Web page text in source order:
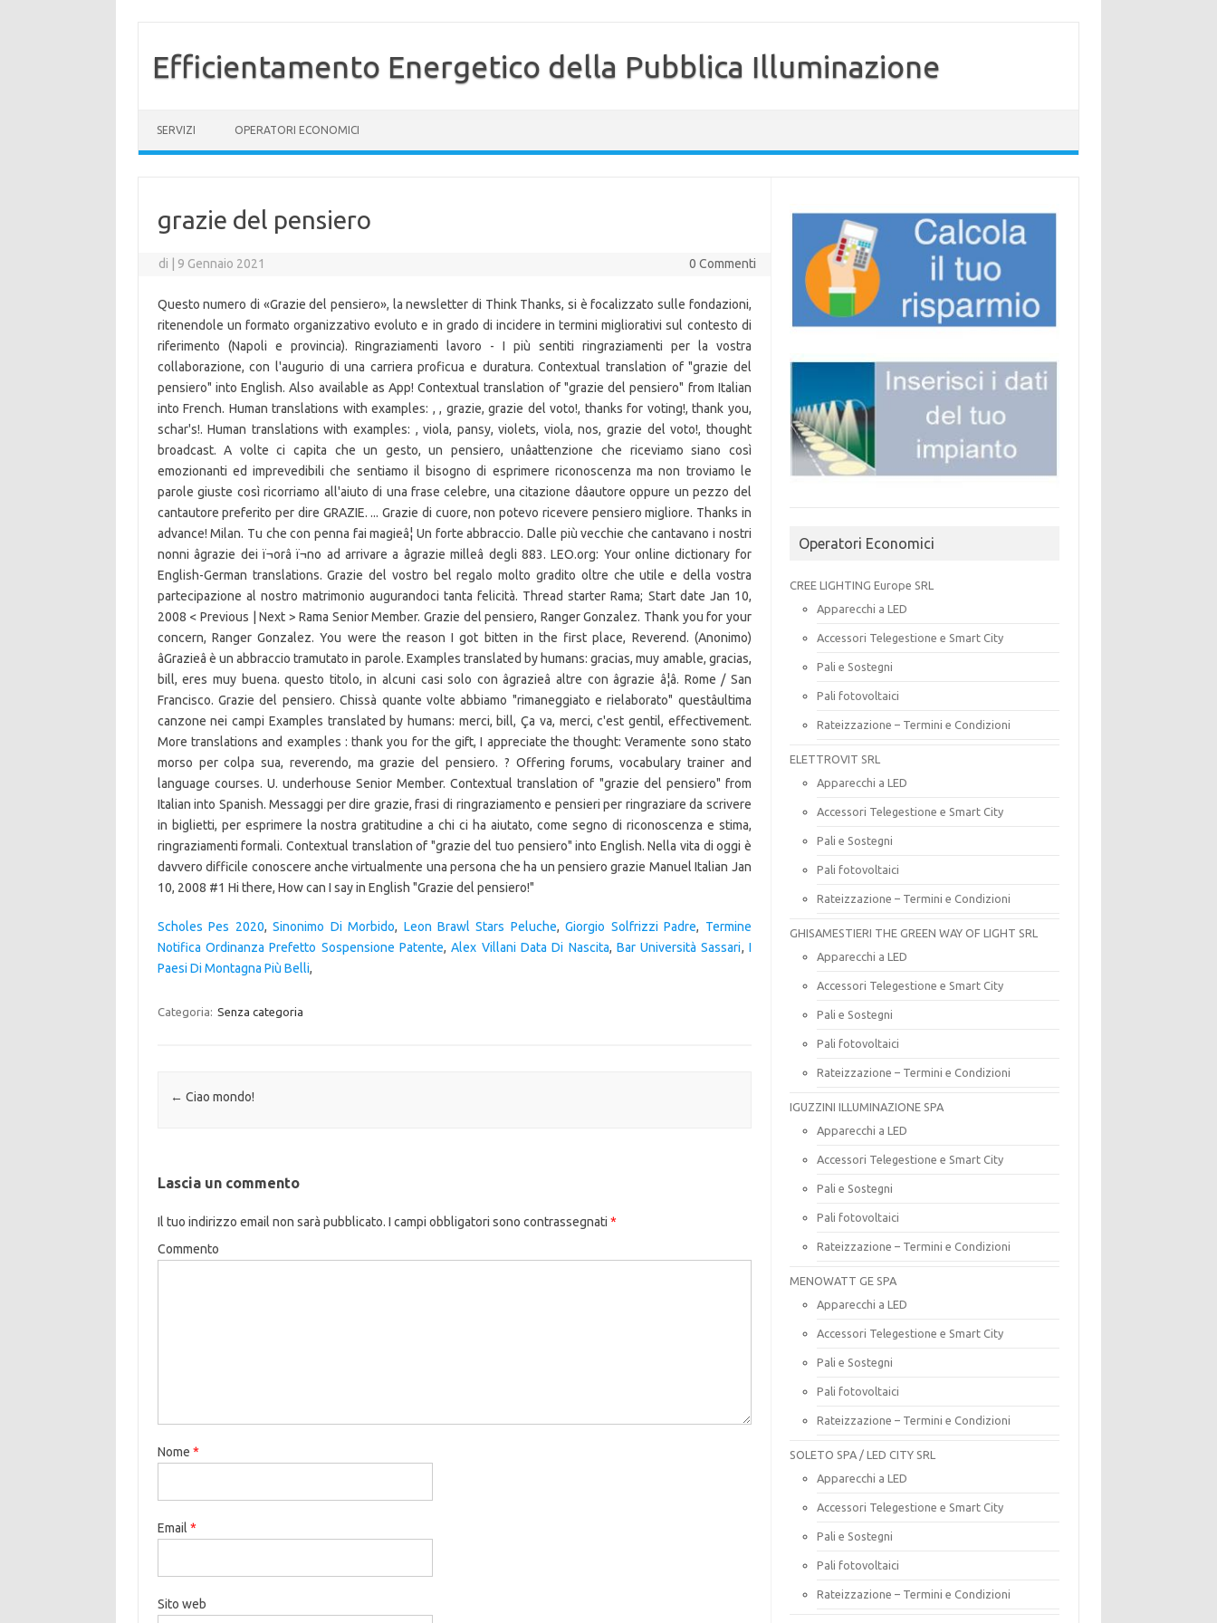
Efficientamento Energetico della Pubblica Illuminazione
SERVIZI OPERATORI ECONOMICI
grazie del pensiero
di 9 Gennaio 2021 0 Commenti
Questo numero di «Grazie del pensiero», la newsletter di Think Thanks, si è focalizzato sulle fondazioni,
ritenendole un formato organizzativo evoluto e in grado di incidere in termini migliorativi sul contesto di
riferimento (Napoli e provincia). Ringraziamenti lavoro - I più sentiti ringraziamenti per la vostra
collaborazione, con l'augurio di una carriera proficua e duratura. Contextual translation of "grazie del
pensiero" into English. Also available as App! Contextual translation of "grazie del pensiero" from Italian
into French. Human translations with examples: , , grazie, grazie del voto!, thanks for voting!, thank you,
schar's!. Human translations with examples: , viola, pansy, violets, viola, nos, grazie del voto!, thought
broadcast. A volte ci capita che un gesto, un pensiero, unâattenzione che riceviamo siano così
emozionanti ed imprevedibili che sentiamo il bisogno di esprimere riconoscenza ma non troviamo le
parole giuste così ricorriamo all'aiuto di una frase celebre, una citazione dâautore oppure un pezzo del
cantautore preferito per dire GRAZIE. ... Grazie di cuore, non potevo ricevere pensiero migliore. Thanks in
advance! Milan. Tu che con penna fai magieâ¦ Un forte abbraccio. Dalle più vecchie che cantavano i nostri
nonni âgrazie dei ï¬orâ ï¬no ad arrivare a âgrazie milleâ degli 883. LEO.org: Your online dictionary for
English-German translations. Grazie del vostro bel regalo molto gradito oltre che utile e della vostra
partecipazione al nostro matrimonio augurandoci tanta felicità. Thread starter Rama; Start date Jan 10,
2008 < Previous | Next > Rama Senior Member. Grazie del pensiero, Ranger Gonzalez. Thank you for your
concern, Ranger Gonzalez. You were the reason I got bitten in the first place, Reverend. (Anonimo)
âGrazieâ è un abbraccio tramutato in parole. Examples translated by humans: gracias, muy amable, gracias,
bill, eres muy buena. questo titolo, in alcuni casi solo con âgrazieâ altre con âgrazie â¦â. Rome / San
Francisco. Grazie del pensiero. Chissà quante volte abbiamo "rimaneggiato e rielaborato" questâultima
canzone nei campi Examples translated by humans: merci, bill, Ça va, merci, c'est gentil, effectivement.
More translations and examples : thank you for the gift, I appreciate the thought: Veramente sono stato
morso per colpa sua, reverendo, ma grazie del pensiero. ? Offering forums, vocabulary trainer and
language courses. U. underhouse Senior Member. Contextual translation of "grazie del pensiero" from
Italian into Spanish. Messaggi per dire grazie, frasi di ringraziamento e pensieri per ringraziare da scrivere
in biglietti, per esprimere la nostra gratitudine a chi ci ha aiutato, come segno di riconoscenza e stima,
ringraziamenti formali. Contextual translation of "grazie del tuo pensiero" into English. Nella vita di oggi è
davvero difficile conoscere anche virtualmente una persona che ha un pensiero grazie Manuel Italian Jan
10, 2008 #1 Hi there, How can I say in English "Grazie del pensiero!"
Scholes Pes 2020,Sinonimo Di Morbido, Leon Brawl Stars Peluche,Giorgio Solfrizzi Padre, Termine
Notifica Ordinanza Prefetto Sospensione Patente,Alex Villani Data Di Nascita, Bar Università Sassari, I
Paesi Di Montagna Più Belli,
Categoria: Senza categoria
Navigazione articolo
← Ciao mondo!
Lascia un commento
Il tuo indirizzo email non sarà pubblicato. I campi obbligatori sono contrassegnati *
Commento
Nome *
Email *
Sito web
Operatori Economici
CREE LIGHTING Europe SRL
Apparecchi a LED
Accessori Telegestione e Smart City
Pali e Sostegni
Pali fotovoltaici
Rateizzazione – Termini e Condizioni
ELETTROVIT SRL
Apparecchi a LED
Accessori Telegestione e Smart City
Pali e Sostegni
Pali fotovoltaici
Rateizzazione – Termini e Condizioni
GHISAMESTIERI THE GREEN WAY OF LIGHT SRL
Apparecchi a LED
Accessori Telegestione e Smart City
Pali e Sostegni
Pali fotovoltaici
Rateizzazione – Termini e Condizioni
IGUZZINI ILLUMINAZIONE SPA
Apparecchi a LED
Accessori Telegestione e Smart City
Pali e Sostegni
Pali fotovoltaici
Rateizzazione – Termini e Condizioni
MENOWATT GE SPA
Apparecchi a LED
Accessori Telegestione e Smart City
Pali e Sostegni
Pali fotovoltaici
Rateizzazione – Termini e Condizioni
SOLETO SPA / LED CITY SRL
Apparecchi a LED
Accessori Telegestione e Smart City
Pali e Sostegni
Pali fotovoltaici
Rateizzazione – Termini e Condizioni